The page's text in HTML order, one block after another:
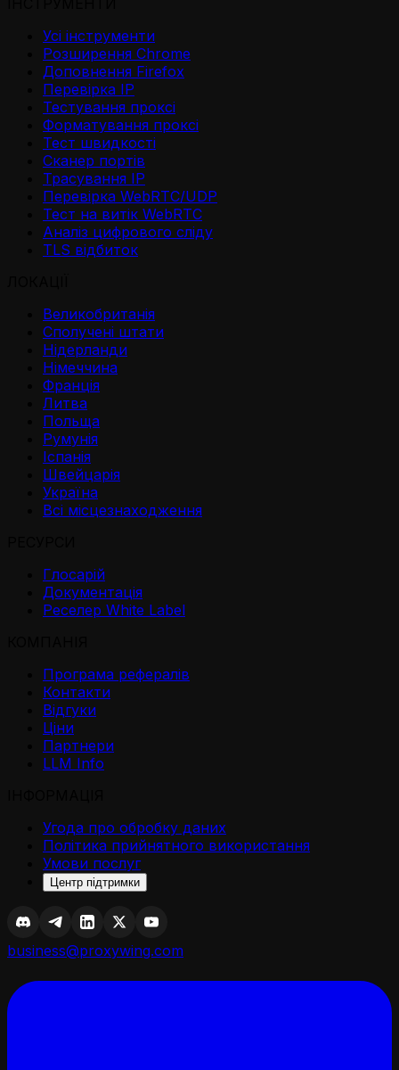
Усі інструменти
Розширення Chrome
Доповнення Firefox
Перевірка IP
Тестування проксі
Форматування проксі
Тест швидкості
Сканер портів
Трасування IP
Перевірка WebRTC/UDP
Тест на витік WebRTC
Аналіз цифрового сліду
TLS відбиток
Великобританія
Сполучені штати
Нідерланди
Німеччина
Франція
Литва
Польща
Румунія
Іспанія
Швейцарія
Україна
Всі місцезнаходження
Глосарій
Документація
Реселер White Label
Програма рефералів
Контакти
Відгуки
Ціни
Партнери
LLM Info
Угода про обробку даних
Політика прийнятного використання
Умови послуг
Центр підтримки
business@proxywing.com